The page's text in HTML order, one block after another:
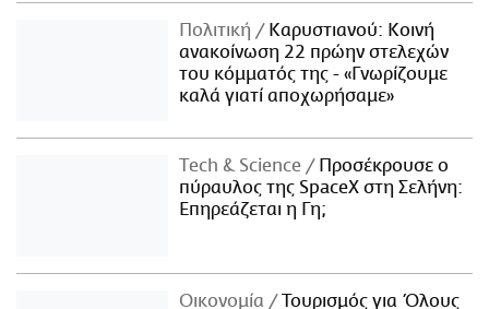
Πολιτική
Καρυστιανού: Κοινή
ανακοίνωση 22 πρώην στελεχών
του κόμματός της - «Γνωρίζουμε
καλά γιατί αποχωρήσαμε»
Τech & Science
Προσέκρουσε ο
πύραυλος της SpaceX στη Σελήνη:
Επηρεάζεται η Γη;
Οικονομία
Τουρισμός για Όλους